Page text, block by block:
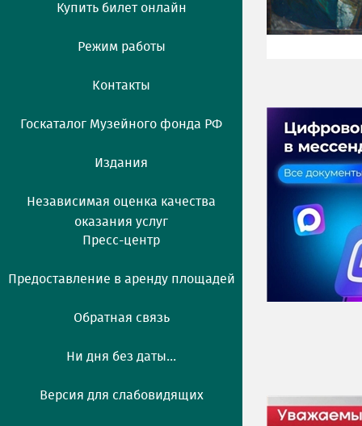
Купить билет онлайн
Режим работы
Контакты
Госкаталог Музейного фонда РФ
Издания
Независимая оценка качества
оказания услуг
Пресс-центр
Предоставление в аренду площадей
Обратная связь
Ни дня без даты...
Версия для слабовидящих